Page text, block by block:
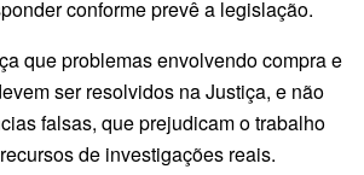
conforme prevê a legislação.
que problemas envolvendo compra e
ser resolvidos na Justiça, e não
falsas, que prejudicam o trabalho
de investigações reais.